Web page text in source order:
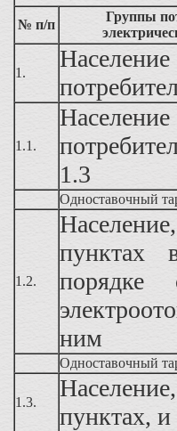
№ п/п
Группы
1.
1.1.
1.3
Одноставочный
1.2.
пунктах
порядке
ним
Одноставочный
1.3.
пунктах,